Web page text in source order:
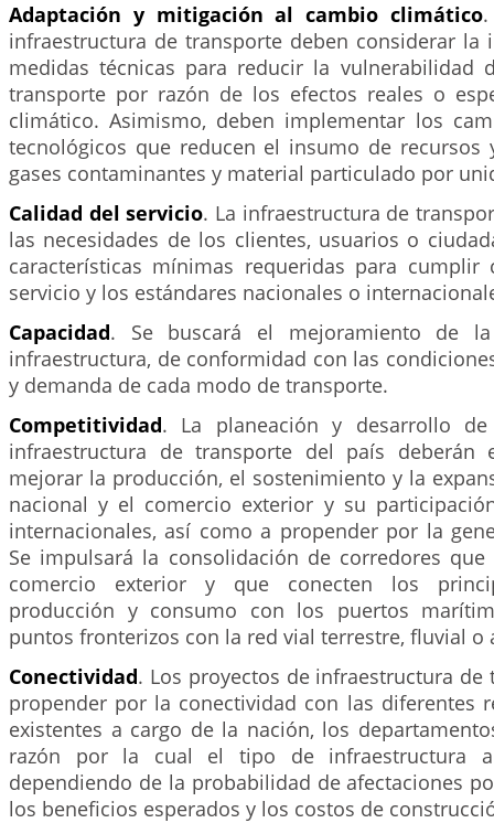
Adaptación y mitigación al cambio climático.
infraestructura de transporte deben considerar la
medidas técnicas para reducir la vulnerabilidad
transporte por razón de los efectos reales o
climático. Asimismo, deben implementar los
tecnológicos que reducen el insumo de recursos
gases contaminantes y material particulado por
Calidad del servicio. La infraestructura de
las necesidades de los clientes, usuarios o
características mínimas requeridas para
servicio y los estándares nacionales o
Capacidad. Se buscará el mejoramiento de
infraestructura, de conformidad con las
y demanda de cada modo de transporte.
Competitividad. La planeación y desarrollo
infraestructura de transporte del país deberán
mejorar la producción, el sostenimiento y la
nacional y el comercio exterior y su
internacionales, así como a propender por la
Se impulsará la consolidación de corredores
comercio exterior y que conecten los
producción y consumo con los puertos
puntos fronterizos con la red vial terrestre, fluvial o
Conectividad. Los proyectos de infraestructura de
propender por la conectividad con las diferentes
existentes a cargo de la nación, los
razón por la cual el tipo de infraestructura
dependiendo de la probabilidad de afectaciones
los beneficios esperados y los costos de